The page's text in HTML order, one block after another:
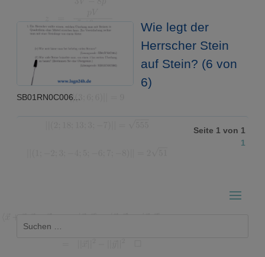
Wie legt der
Herrscher Stein
auf Stein? (6 von
6)
SB01RN0C006...
Seite 1 von 1
1
nach: